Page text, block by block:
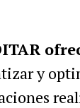
y